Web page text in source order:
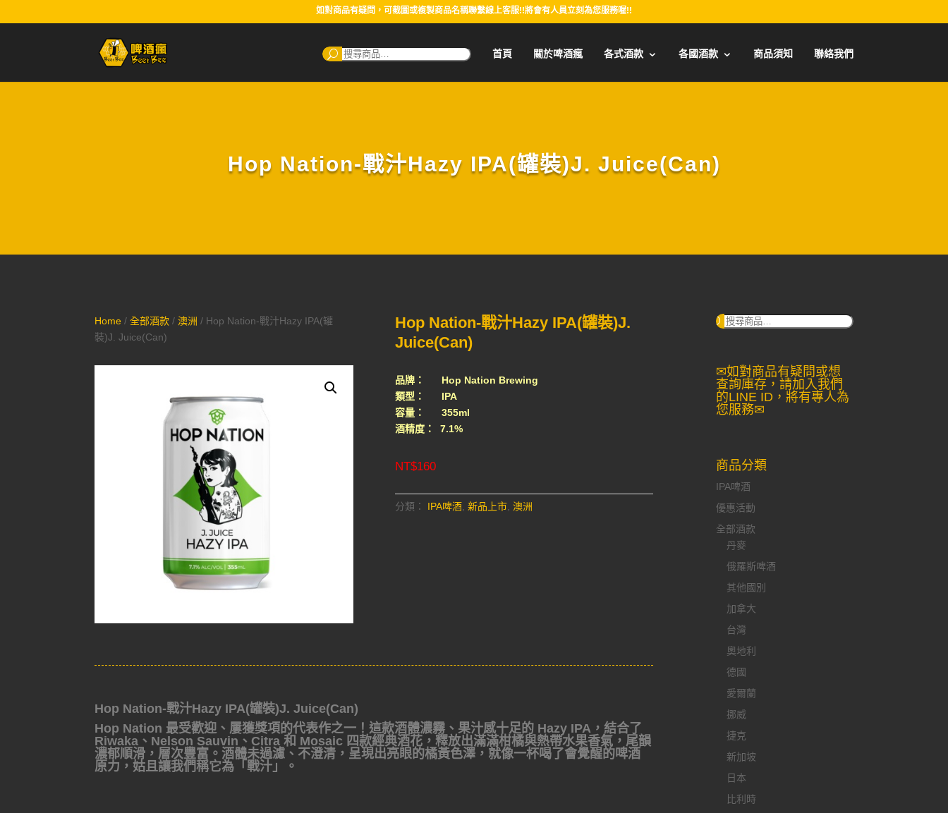
如對商品有疑問，可截圖或複製商品名稱聯繫線上客服!!將會有人員立刻為您服務喔!!
搜
尋：
首頁 關於啤酒瘋 各式酒款 各國酒款 商品須知 聯絡我們
Hop Nation-戰汁Hazy IPA(罐裝)J. Juice(Can)
Home /全部酒款 /澳洲 / Hop Nation-戰汁Hazy IPA(罐
裝)J. Juice(Can)
Hop Nation-戰汁Hazy IPA(罐裝)J.
Juice(Can)
品牌： Hop Nation Brewing
類型： IPA
容量： 355ml
酒精度： 7.1%
NT$160
分類： IPA啤酒, 新品上市, 澳洲
Hop Nation-戰汁Hazy IPA(罐裝)J. Juice(Can)
Hop Nation 最受歡迎、屢獲獎項的代表作之一！這款酒體濃霧、果汁感十足的 Hazy IPA，結合了
Riwaka、Nelson Sauvin、Citra 和 Mosaic 四款經典酒花，釋放出滿滿柑橘與熱帶水果香氣，尾韻
濃郁順滑，層次豐富。酒體未過濾、不澄清，呈現出亮眼的橘黃色澤，就像一杯喝了會覺醒的啤酒
原力，姑且讓我們稱它為「戰汁」。
搜
✉如對商品有疑問或想
查詢庫存，請加入我們
的LINE ID，將有專人為
您服務✉
商品分類
IPA啤酒
優惠活動
全部酒款
丹麥
俄羅斯啤酒
其他國別
加拿大
台灣
奧地利
德國
愛爾蘭
挪威
捷克
新加坡
日本
比利時